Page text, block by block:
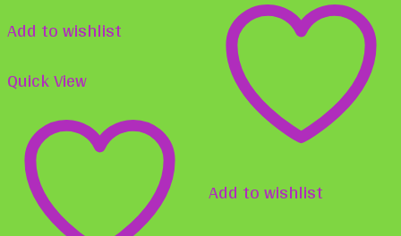
Produktseite
gewählt
werden
Add to wishlist
Quick View
Add to wishlist